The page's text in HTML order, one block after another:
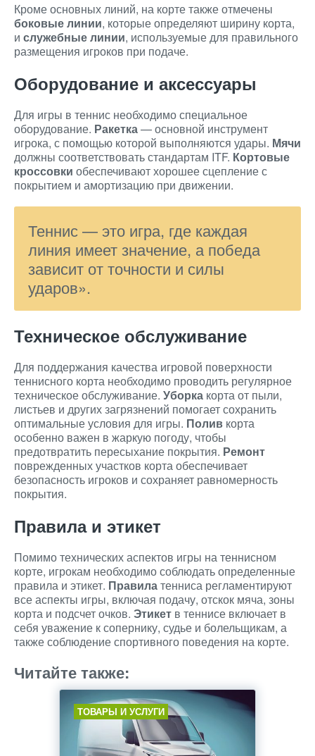
Кроме основных линий, на корте также отмечены
боковые линии, которые определяют ширину корта,
и служебные линии, используемые для правильного
размещения игроков при подаче.
Оборудование и аксессуары
Для игры в теннис необходимо специальное
оборудование. Ракетка— основной инструмент
игрока, с помощью которой выполняются удары. Мячи
должны соответствовать стандартам ITF. Кортовые
кроссовки обеспечивают хорошее сцепление с
покрытием и амортизацию при движении.
Теннис — это игра, где каждая
линия имеет значение, а победа
зависит от точности и силы
ударов».
Техническое обслуживание
Для поддержания качества игровой поверхности
теннисного корта необходимо проводить регулярное
техническое обслуживание. Уборка корта от пыли,
листьев и других загрязнений помогает сохранить
оптимальные условия для игры. Полив корта
особенно важен в жаркую погоду, чтобы
предотвратить пересыхание покрытия. Ремонт
поврежденных участков корта обеспечивает
безопасность игроков и сохраняет равномерность
покрытия.
Правила и этикет
Помимо технических аспектов игры на теннисном
корте, игрокам необходимо соблюдать определенные
правила и этикет. Правилатенниса регламентируют
все аспекты игры, включая подачу, отскок мяча, зоны
корта и подсчет очков. Этикет в теннисе включает в
себя уважение к сопернику, судье и болельщикам, а
также соблюдение спортивного поведения на корте.
Читайте также:
ТОВАРЫ И УСЛУГИ